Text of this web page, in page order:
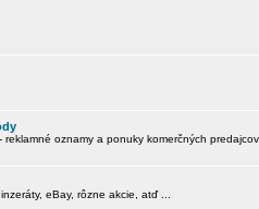
oznamy a ponuky komerčných predajcov
eBay, rôzne akcie, atď ...